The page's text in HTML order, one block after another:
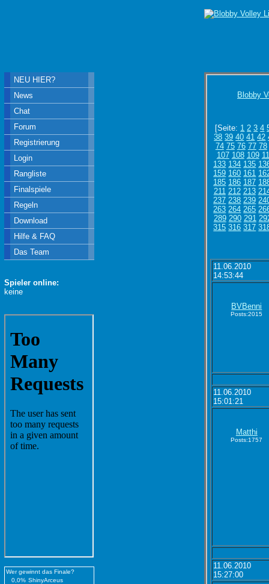
Blobby
[Seite: 1 2 3 4
38 39 40 41 42
74 75 76 77 78
107 108 109
133 134 135
159 160 161
185 186 187
211 212 213
237 238 239
263 264 265
289 290 291
315 316 317
11.06.2010
14:53:44
BVBenni
Posts:2015
11.06.2010
15:01:21
Matthi
Posts:1757
11.06.2010
15:27:00
NEU HIER?
News
Chat
Forum
Registrierung
Login
Rangliste
Finalspiele
Regeln
Download
Hilfe & FAQ
Das Team
Spieler online:
keine
Wer gewinnt das Finale?
0,0% ShinyArceus